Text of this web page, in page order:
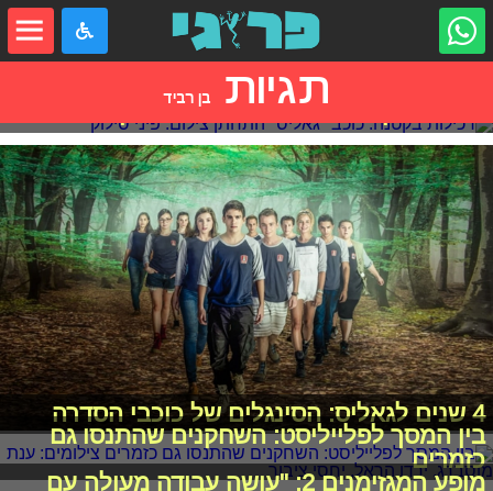
תגיות בן רביד
רכילות בקטנה: כוכב "גאליס" התחתן
4 שנים לגאליס: הסינגלים של כוכבי הסדרה
בין המסך לפלייליסט: השחקנים שהתנסו גם
כזמרים
מופע המגזימנים 2: "עושה עבודה מעולה עם